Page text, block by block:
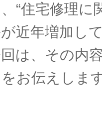
“住宅修理に
近年増加し
は、その内
お伝えします